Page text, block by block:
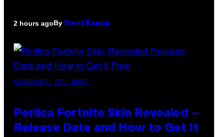
2 hours agoBy Brent Koepp
SCREENSHOT: EPIC GAMES
Perlica Fortnite Skin Revealed –
Release Date and How to Get It